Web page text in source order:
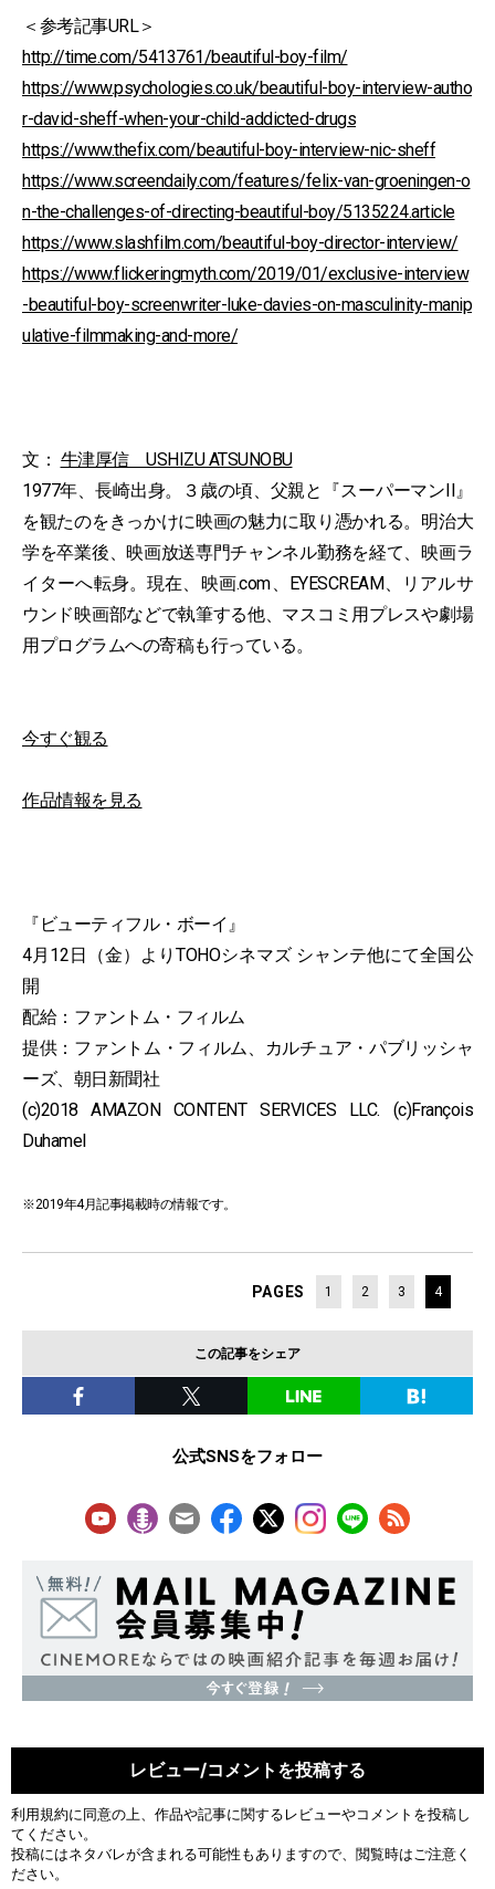
＜参考記事URL＞
http://time.com/5413761/beautiful-boy-film/
https://www.psychologies.co.uk/beautiful-boy-interview-autho
r-david-sheff-when-your-child-addicted-drugs
https://www.thefix.com/beautiful-boy-interview-nic-sheff
https://www.screendaily.com/features/felix-van-groeningen-o
n-the-challenges-of-directing-beautiful-boy/5135224.article
https://www.slashfilm.com/beautiful-boy-director-interview/
https://www.flickeringmyth.com/2019/01/exclusive-interview
-beautiful-boy-screenwriter-luke-davies-on-masculinity-manip
ulative-filmmaking-and-more/
文： 牛津厚信 USHIZU ATSUNOBU
1977年、長崎出身。３歳の頃、父親と『スーパーマンII』
を観たのをきっかけに映画の魅力に取り憑かれる。明治大
学を卒業後、映画放送専門チャンネル勤務を経て、映画ラ
イターへ転身。現在、映画.com、EYESCREAM、リアルサ
ウンド映画部などで執筆する他、マスコミ用プレスや劇場
用プログラムへの寄稿も行っている。
今すぐ観る
作品情報を見る
『ビューティフル・ボーイ』
4月12日（金）よりTOHOシネマズ シャンテ他にて全国公
開
配給：ファントム・フィルム
提供：ファントム・フィルム、カルチュア・パブリッシャ
ーズ、朝日新聞社
(c)2018 AMAZON CONTENT SERVICES LLC. (c)François
Duhamel
※2019年4月記事掲載時の情報です。
PAGES 1 2 3 4
この記事をシェア
公式SNSをフォロー
レビュー/コメントを投稿する
利用規約に同意の上、作品や記事に関するレビューやコメントを投稿し
てください。
投稿にはネタバレが含まれる可能性もありますので、閲覧時はご注意く
ださい。